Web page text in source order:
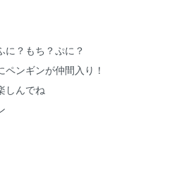
に？もち？ぷに？
ンギンが仲間入り！
しんでね